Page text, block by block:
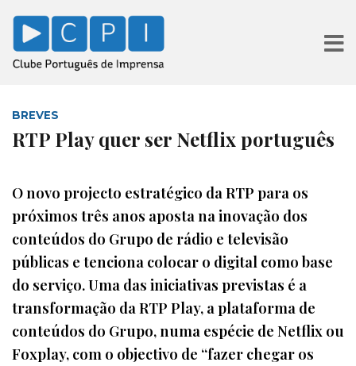
BREVES
RTP Play quer ser Netflix português
O novo projecto estratégico da RTP para os
próximos três anos aposta na inovação dos
conteúdos do Grupo de rádio e televisão
públicas e tenciona colocar o digital como base
do serviço. Uma das iniciativas previstas é a
transformação da RTP Play, a plataforma de
conteúdos do Grupo, numa espécie de Netflix ou
Foxplay, com o objectivo de “fazer chegar os